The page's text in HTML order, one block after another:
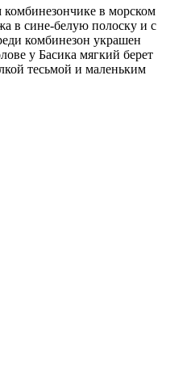
в морском
в сине-белую полоску и с
комбинезон украшен
у Басика мягкий берет
тесьмой и маленьким